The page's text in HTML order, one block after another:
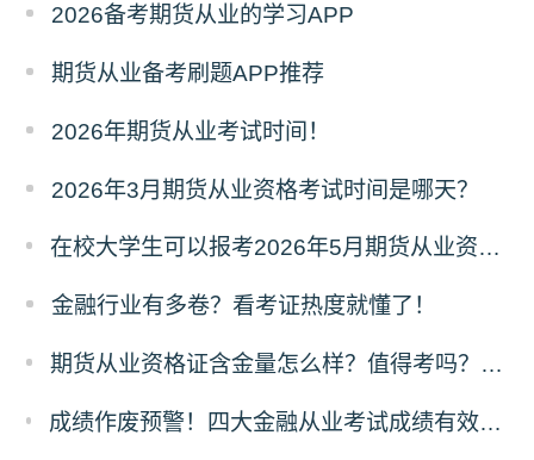
2026备考期货从业的学习APP
期货从业备考刷题APP推荐
2026年期货从业考试时间！
2026年3月期货从业资格考试时间是哪天？
在校大学生可以报考2026年5月期货从业资格考试吗？
金融行业有多卷？看考证热度就懂了！
​期货从业资格证含金量怎么样？值得考吗？深度解析来了！
成绩作废预警！四大金融从业考试成绩有效期速查，别让辛苦白费！